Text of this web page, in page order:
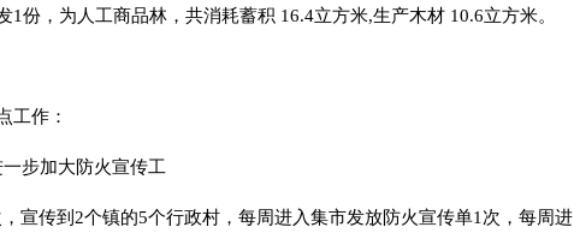
份，为人工商品林，共消耗蓄积 16.4立方米,生产木材 10.6立方米。
工作：
步加大防火宣传工
宣传到2个镇的5个行政村，每周进入集市发放防火宣传单1次，每周进